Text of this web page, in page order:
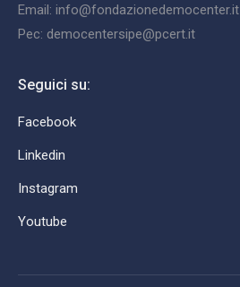
Email: info@fondazionedemocenter.it
Pec: democentersipe@pcert.it
Seguici su:
Facebook
Linkedin
Instagram
Youtube